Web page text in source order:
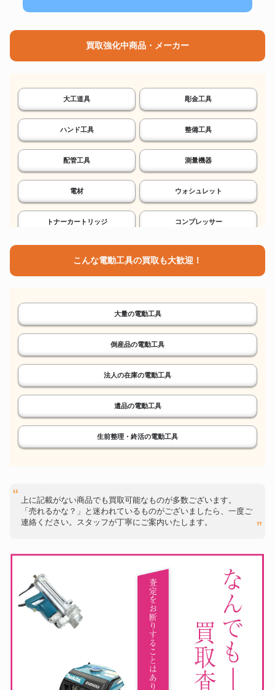
買取強化中商品・メーカー
大工道具 彫金工具
ハンド工具 整備工具
配管工具 測量機器
電材 ウォシュレット
トナーカートリッジ コンプレッサー
ケーブルアナライザー
ウッドチッパー
鉄筋結束機 天然砥石
デジタルノギス 比重計
スナップオン
マキタ
MITSUTOYO
こんな電動工具の買取も大歓迎！
大量の電動工具
倒産品の電動工具
法人の在庫の電動工具
遺品の電動工具
生前整理・終活の電動工具
上に記載がない商品でも買取可能なものが多数ございます。
「売れるかな？」と迷われているものがございましたら、一度ご
連絡ください。スタッフが丁寧にご案内いたします。